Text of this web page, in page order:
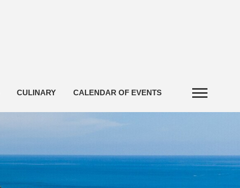
CULINARY CALENDAR OF EVENTS